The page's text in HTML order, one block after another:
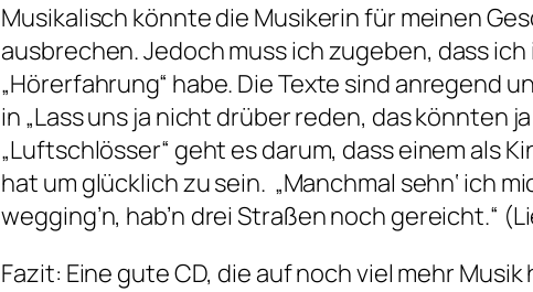
Musikalisch könnte die Musikerin für meinen
ausbrechen. Jedoch muss ich zugeben, dass
„Hörerfahrung“ habe. Die Texte sind anregend
in „Lass uns ja nicht drüber reden, das könnten
„Luftschlösser“ geht es darum, dass einem als
hat um glücklich zu sein. „Manchmal sehn‘ ich
wegging’n, hab’n drei Straßen noch gereicht.“
Fazit: Eine gute CD, die auf noch viel mehr